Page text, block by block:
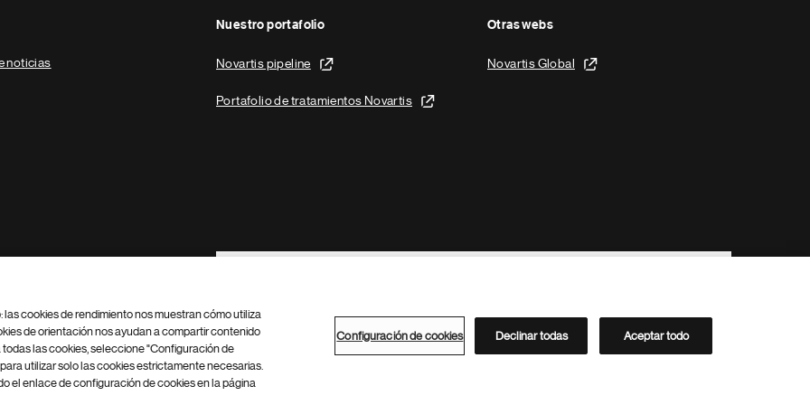
noticias
Nuestro portafolio
Novartis pipeline
Portafolio de tratamientos Novartis
Otras webs
Novartis Global
Footer Site Search
Configuración de cookies Mapa del sitio
Directorio de Novartis
cookies de rendimiento nos muestran cómo utiliza
de orientación nos ayudan a compartir contenido
las cookies, seleccione "Configuración de
utilizar solo las cookies estrictamente necesarias.
el enlace de configuración de cookies en la página
Configuración de cookies Declinar todas Aceptar todo